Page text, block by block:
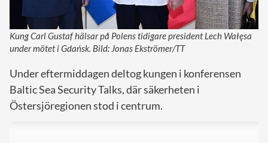
Kung Carl Gustaf hälsar på Polens tidigare president Lech Wałęsa
under mötet i Gdańsk. Bild: Jonas Ekströmer/TT
Under eftermiddagen deltog kungen i konferensen
Baltic Sea Security Talks, där säkerheten i
Östersjöregionen stod i centrum.